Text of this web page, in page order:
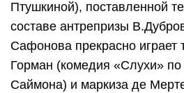
Птушкиной), поставленной
составе антрепризы
Сафонова прекрасно играет
Горман (комедия «Слухи»
Саймона) и маркиза де